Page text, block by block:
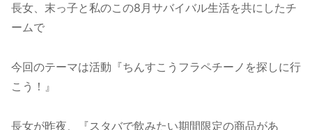
長女、末っ子と私のこの8月サバイバル生活を共にしたチ
ームで
今回のテーマは活動『ちんすこうフラペチーノを探しに行
こう！』
長女が昨夜、『スタバで飲みたい期間限定の商品があ